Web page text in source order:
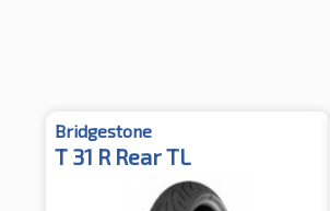
Bridgestone
T 31 R Rear TL